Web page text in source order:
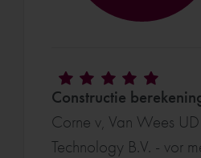
Constructie
Corne v, Van Wees
Technology B.V. - vor